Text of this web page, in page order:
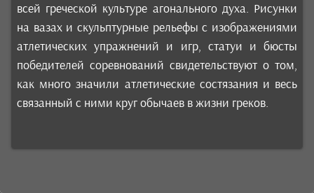
всей греческой культуре агонального духа. Рисунки
на вазах и скульптурные рельефы с изображениями
атлетических упражнений и игр, статуи и бюсты
победителей соревнований свидетельствуют о том,
как много значили атлетические состязания и весь
связанный с ними круг обычаев в жизни греков.